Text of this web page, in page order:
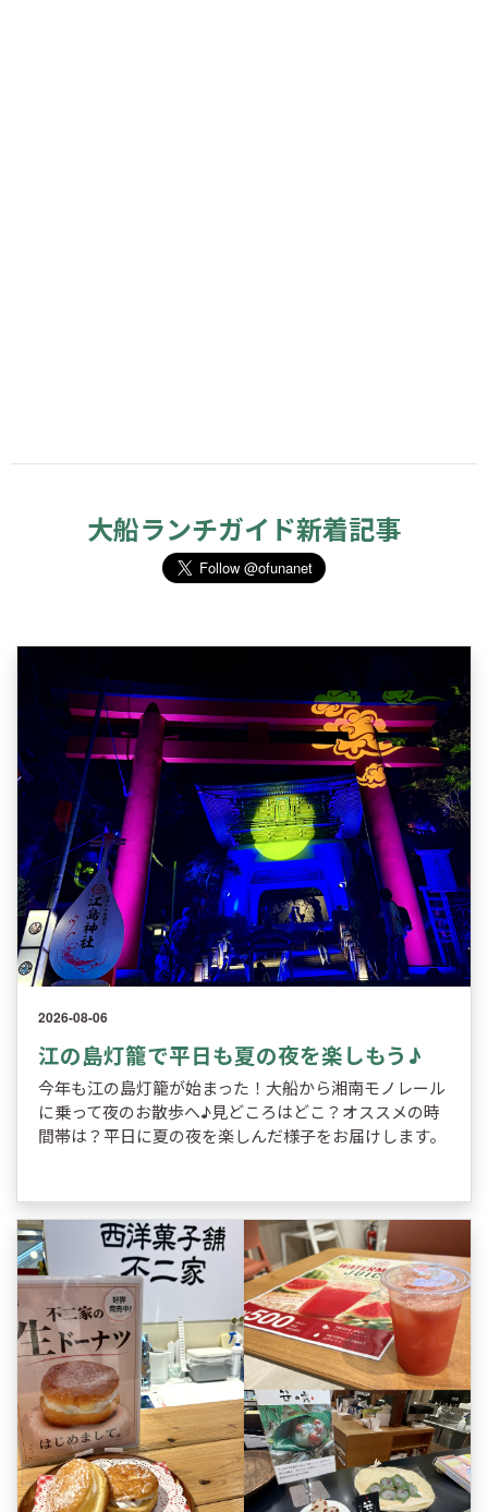
大船ランチガイド新着記事
2026-08-06
江の島灯籠で平日も夏の夜を楽しもう♪
今年も江の島灯籠が始まった！大船から湘南モノレール
に乗って夜のお散歩へ♪見どころはどこ？オススメの時
間帯は？平日に夏の夜を楽しんだ様子をお届けします。